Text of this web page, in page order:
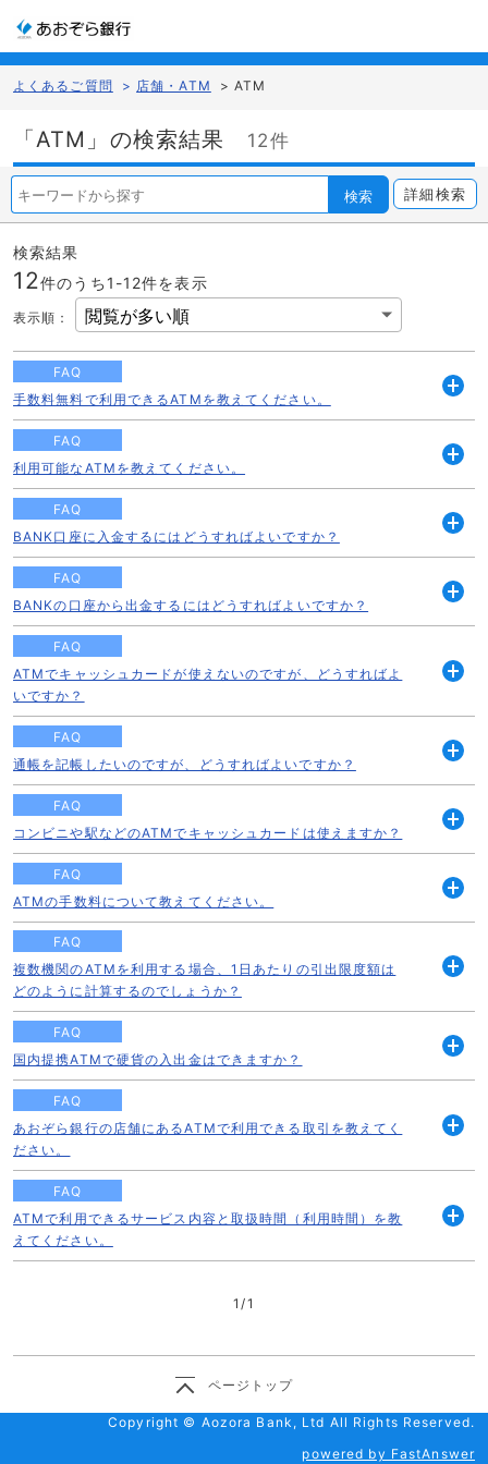
よくあるご質問 > 店舗・ATM > ATM
「ATM」の検索結果 12件
検索 詳細検索
検索結果
12件のうち1-12件を表示
表示順 ：
FAQ
手数料無料で利用できるATMを教えてください。
FAQ
利用可能なATMを教えてください。
FAQ
BANK口座に入金するにはどうすればよいですか？
FAQ
BANKの口座から出金するにはどうすればよいですか？
FAQ
ATMでキャッシュカードが使えないのですが、どうすればよ
いですか？
く
FAQ
通帳を記帳したいのですが、どうすればよいですか？
FAQ
コンビニや駅などのATMでキャッシュカードは使えますか？
FAQ
ATMの手数料について教えてください。
FAQ
複数機関のATMを利用する場合、1日あたりの引出限度額は
どのように計算するのでしょうか？
く
FAQ
国内提携ATMで硬貨の入出金はできますか？
FAQ
あおぞら銀行の店舗にあるATMで利用できる取引を教えてく
ださい。
く
FAQ
ATMで利用できるサービス内容と取扱時間（利用時間）を教
えてください。
く
1/1
ページトップ
Copyright © Aozora Bank, Ltd All Rights Reserved.
powered by FastAnswer